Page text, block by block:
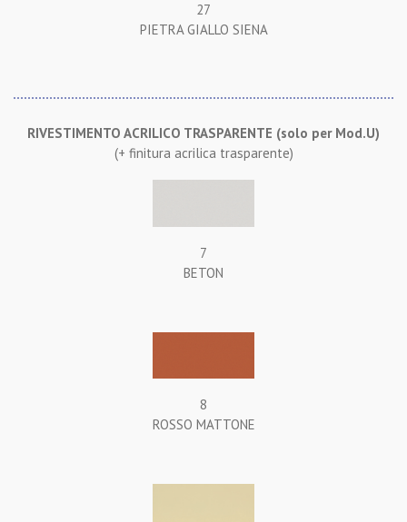
27
PIETRA GIALLO SIENA
RIVESTIMENTO ACRILICO TRASPARENTE (solo per Mod.U)
(+ finitura acrilica trasparente)
7
BETON
8
ROSSO MATTONE